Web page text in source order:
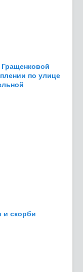
по улице
и скорби